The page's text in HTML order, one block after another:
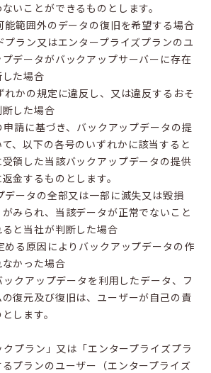
いことができるものとします。
能範囲外のデータの復旧を希望する場合
プラン又はエンタープライズプランのユ
データがバックアップサーバーに存在
た場合
れかの規定に違反し、又は違反するおそ
した場合
請に基づき、バックアップデータの提
、以下の各号のいずれかに該当すると
領した当該バックアップデータの提供
金するものとします。
データの全部又は一部に滅失又は毀損
がみられ、当該データが正常でないこと
と当社が判断した場合
める原因によりバックアップデータの作
かった場合
クアップデータを利用したデータ、フ
復元及び復旧は、ユーザーが自己の責
します。
プラン」又は「エンタープライズプラ
プランのユーザー（エンタープライズ